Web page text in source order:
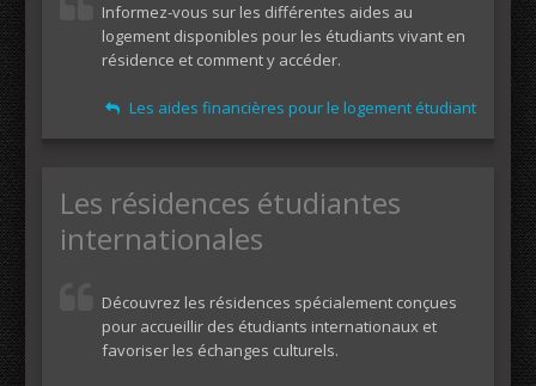
Informez-vous sur les différentes aides au
logement disponibles pour les étudiants vivant en
résidence et comment y accéder.
Les aides financières pour le logement étudiant
Les résidences étudiantes
internationales
Découvrez les résidences spécialement conçues
pour accueillir des étudiants internationaux et
favoriser les échanges culturels.